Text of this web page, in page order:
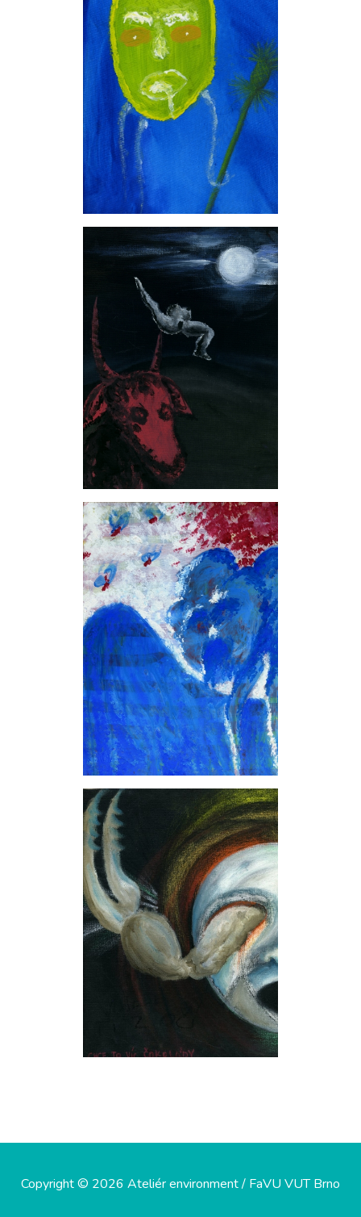
Copyright © 2026 Ateliér environment / FaVU VUT Brno